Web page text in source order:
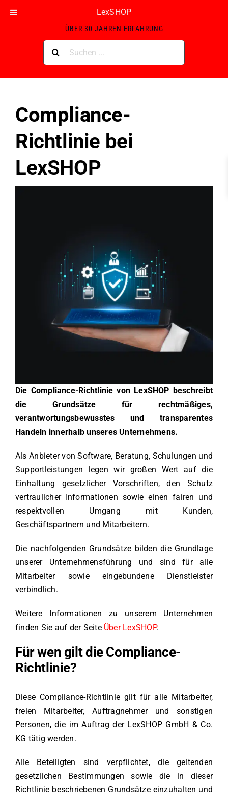
LexSHOP
ZERTIFIZIERTER LEXWARE GOLD-PARTNER MIT
ÜBER 30 JAHREN ERFAHRUNG
nach:
Compliance-
Richtlinie bei
LexSHOP
Die Compliance-Richtlinie von LexSHOP beschreibt
die Grundsätze für rechtmäßiges,
verantwortungsbewusstes und transparentes
Handeln innerhalb unseres Unternehmens.
Als Anbieter von Software, Beratung, Schulungen und
Supportleistungen legen wir großen Wert auf die
Einhaltung gesetzlicher Vorschriften, den Schutz
vertraulicher Informationen sowie einen fairen und
respektvollen Umgang mit Kunden,
Geschäftspartnern und Mitarbeitern.
Die nachfolgenden Grundsätze bilden die Grundlage
unserer Unternehmensführung und sind für alle
Mitarbeiter sowie eingebundene Dienstleister
verbindlich.
Weitere Informationen zu unserem Unternehmen
finden Sie auf der Seite Über LexSHOP.
Für wen gilt die Compliance-
Richtlinie?
Diese Compliance-Richtlinie gilt für alle Mitarbeiter,
freien Mitarbeiter, Auftragnehmer und sonstigen
Personen, die im Auftrag der LexSHOP GmbH & Co.
KG tätig werden.
Alle Beteiligten sind verpflichtet, die geltenden
gesetzlichen Bestimmungen sowie die in dieser
Richtlinie beschriebenen Grundsätze einzuhalten und